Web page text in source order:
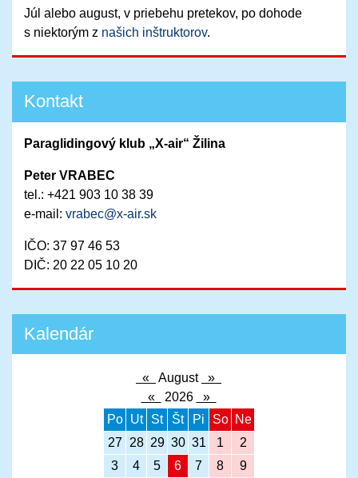
Júl alebo august, v priebehu pretekov, po dohode
s niektorým z našich inštruktorov.
Kontakt
Paraglidingový klub „X-air“ Žilina
Peter VRABEC
tel.: +421 903 10 38 39
e-mail: vrabec@x-air.sk
IČO: 37 97 46 53
DIČ: 20 22 05 10 20
Kalendár
« August
»
«
2026
»
Po
Ut St Št Pi So
Ne
27
28 29 30 31 1
2
3
4 5 6 7 8
9